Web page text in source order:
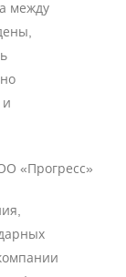
между
и
«Прогресс»